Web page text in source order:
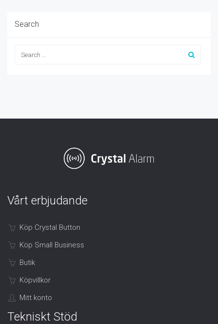
Search
Vårt erbjudande
Köp Crystal Button
Köp Small Business
Butik
Köpvillkor
Mitt konto
Tekniskt Stöd